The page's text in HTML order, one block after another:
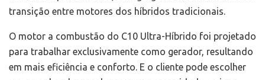
transição entre motores dos híbridos tradicionais.
O motor a combustão do C10 Ultra-Híbrido foi projetado
para trabalhar exclusivamente como gerador, resultando
em mais eficiência e conforto. E o cliente pode escolher